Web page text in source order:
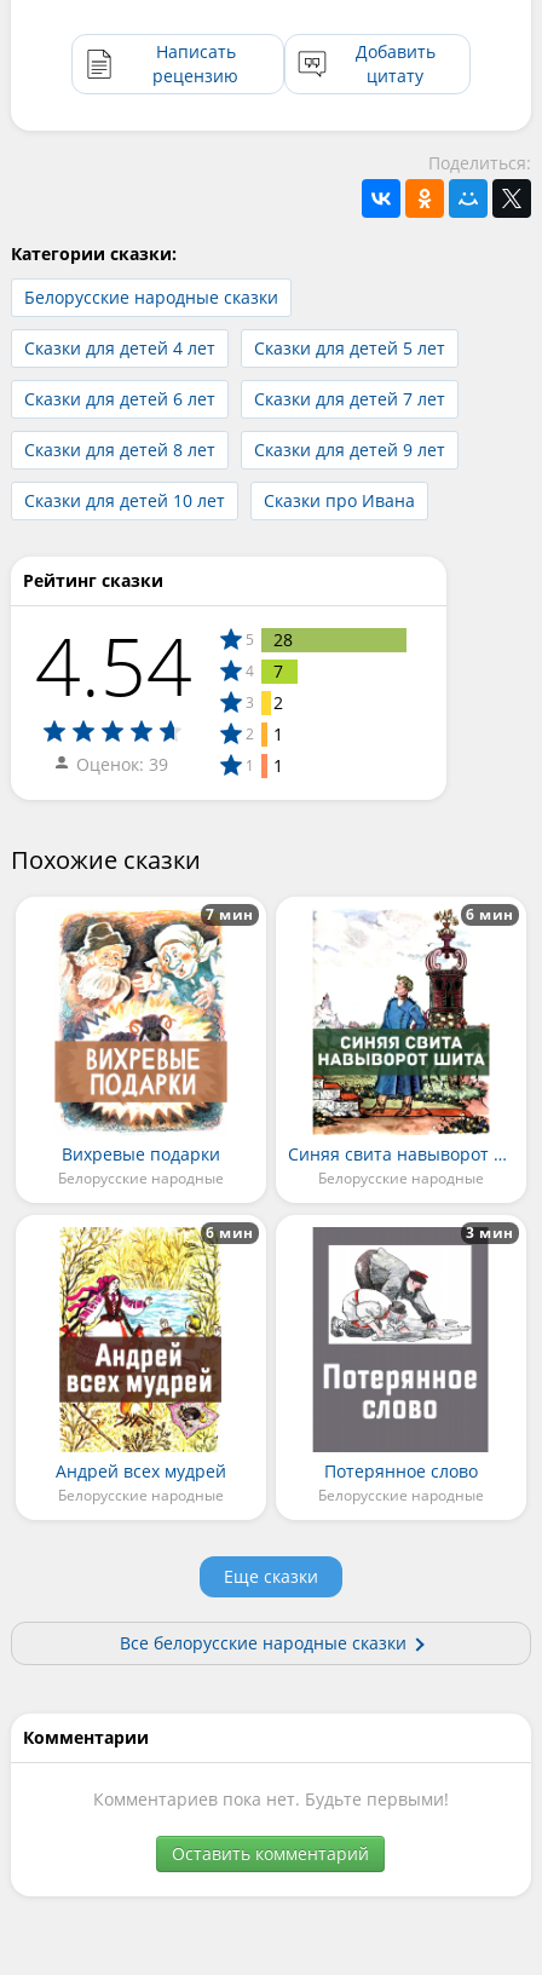
Написать
рецензию
Добавить
цитату
Поделиться:
Категории сказки:
Белорусские народные сказки
Сказки для детей 4 лет Сказки для детей 5 лет
Сказки для детей 6 лет Сказки для детей 7 лет
Сказки для детей 8 лет Сказки для детей 9 лет
Сказки для детей 10 лет Сказки про Ивана
Рейтинг сказки
4.54
Оценок: 39
5 28
4 7
3 2
2 1
1 1
Похожие сказки
Вихревые подарки
Белорусские народные
7 мин
Синяя свита навыворот шита
Белорусские народные
6 мин
Андрей всех мудрей
Белорусские народные
6 мин
Потерянное слово
Белорусские народные
3 мин
Еще сказки
Все белорусские народные сказки
Комментарии
Комментариев пока нет. Будьте первыми!
Оставить комментарий